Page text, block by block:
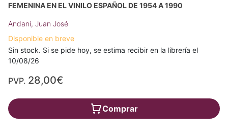
FEMENINA EN EL VINILO ESPAÑOL DE 1954 A 1990
Andaní, Juan José
Disponible en breve
Sin stock. Si se pide hoy, se estima recibir en la librería el
10/08/26
PVP. 28,00€
Comprar